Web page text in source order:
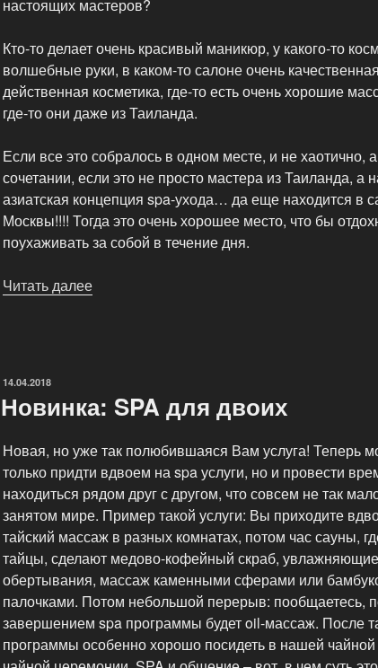
настоящих мастеров?
Кто-то делает очень красивый маникюр, у какого-то
волшебные руки, в каком-то салоне очень
действенная косметика, где-то есть очень хорошие
где-то они даже из Таиланда.
Если все это собралось в одном месте, и не хаотично,
сочетании, если это не просто мастера из Таиланда, а
азиатская концепция spa-ухода… да еще находится в
Москвы!!!! Тогда это очень хорошее место, что бы
поухаживать за собой в течение дня.
Читать далее
ОПУБЛИКОВАНО
14.04.2018
Новинка: SPA для двоих
Новая, но уже так полюбившаяся Вам услуга! Теперь
только придти вдвоем на spa услуги, но и провести
находиться рядом друг с другом, что совсем не так
занятом мире. Пример такой услуги: Вы приходите
тайский массаж в разных комнатах, потом час сауны,
тайцы, сделают медово-кофейный скраб, увлажняющие
обертывания, массаж каменными сферами или
палочками. Потом небольшой перерыв: пообщаетесь,
завершением spa программы будет oil-массаж. После
программы особенно хорошо посидеть в нашей